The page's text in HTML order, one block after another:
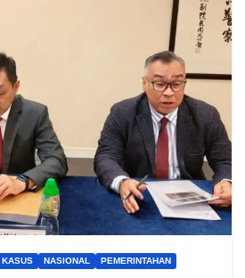
KASUS NASIONAL PEMERINTAHAN